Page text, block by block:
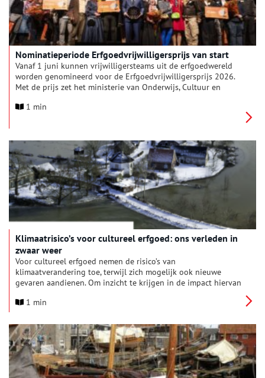
Nominatieperiode Erfgoedvrijwilligersprijs van start
Vanaf 1 juni kunnen vrijwilligersteams uit de erfgoedwereld
worden genomineerd voor de Erfgoedvrijwilligersprijs 2026.
Met de prijs zet het ministerie van Onderwijs, Cultuur en
cultureel erfgoed in Nederland. Nieuw dit jaar is dat iedere
1 min
Klimaatrisico’s voor cultureel erfgoed: ons verleden in
zwaar weer
Voor cultureel erfgoed nemen de risico’s van
klimaatverandering toe, terwijl zich mogelijk ook nieuwe
gevaren aandienen. Om inzicht te krijgen in de impact hiervan
risico’s onderzocht, met als doel de mogelijke schade onder
brengen. Dit heeft geleid tot de publicatie: ‘Klimaatrisico’s voor
cultureel erfgoed: ons verleden in zwaar weer‘.
1 min